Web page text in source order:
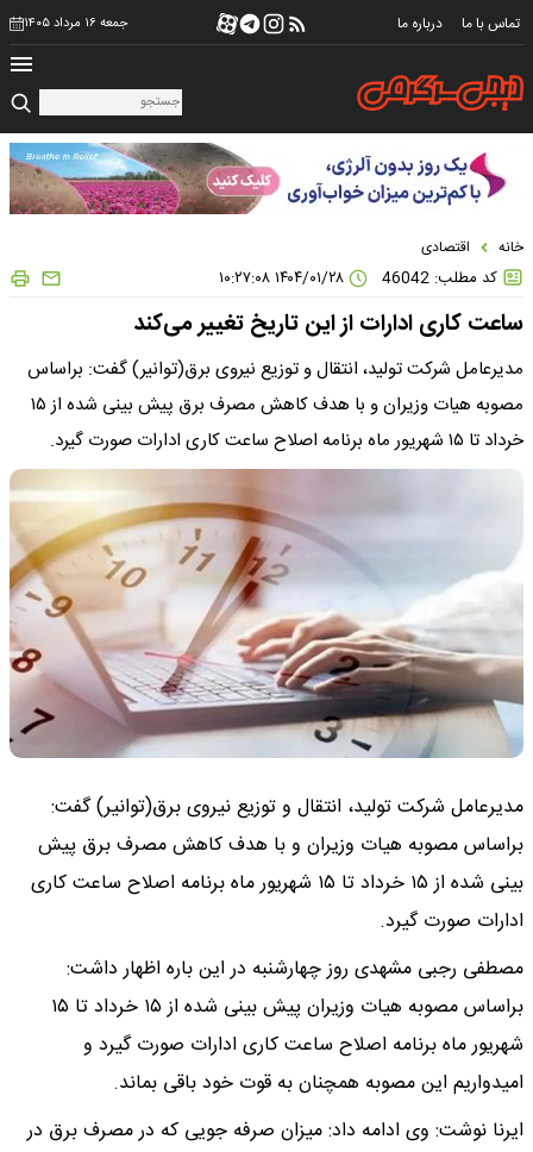
تماس با ما درباره ما جمعه ۱۶ مرداد ۱۴۰۵
خانه اقتصادی
کد مطلب: 46042
ساعت کاری ادارات از این تاریخ تغییر می‌کند
مدیرعامل شرکت تولید، انتقال و توزیع نیروی برق(توانیر) گفت: براساس
مصوبه هیات وزیران و با هدف کاهش مصرف برق پیش بینی شده از ۱۵
خرداد تا ۱۵ شهریور ماه برنامه اصلاح ساعت کاری ادارات صورت گیرد.
مدیرعامل شرکت تولید، انتقال و توزیع نیروی برق(توانیر) گفت:
براساس مصوبه هیات وزیران و با هدف کاهش مصرف برق پیش
بینی شده از ۱۵ خرداد تا ۱۵ شهریور ماه برنامه اصلاح ساعت کاری
ادارات صورت گیرد.
مصطفی رجبی مشهدی روز چهارشنبه در این باره اظهار داشت:
براساس مصوبه هیات وزیران پیش بینی شده از ۱۵ خرداد تا ۱۵
شهریور ماه برنامه اصلاح ساعت کاری ادارات صورت گیرد و
امیدواریم این مصوبه همچنان به قوت خود باقی بماند.
ایرنا نوشت: وی ادامه داد: میزان صرفه جویی که در مصرف برق در